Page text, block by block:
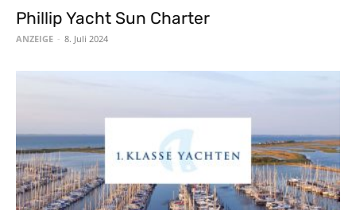
Phillip Yacht Sun Charter
ANZEIGE - 8. Juli 2024